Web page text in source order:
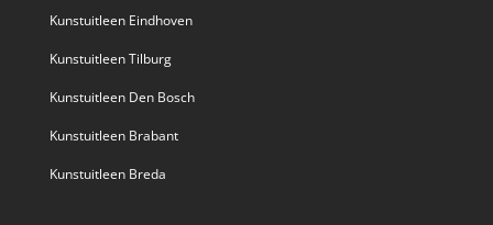
Kunstuitleen Eindhoven
Kunstuitleen Tilburg
Kunstuitleen Den Bosch
Kunstuitleen Brabant
Kunstuitleen Breda